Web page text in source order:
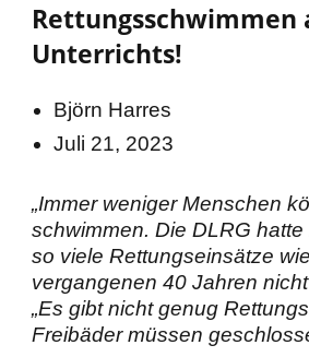
Rettungsschwimmen
Unterrichts!
Björn Harres
Juli 21, 2023
„Immer weniger Menschen
schwimmen. Die DLRG
so viele Rettungseinsätze
vergangenen 40 Jahren nicht
„Es gibt nicht genug
Freibäder müssen